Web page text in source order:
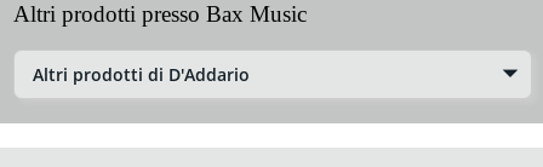
Altri prodotti presso Bax Music
Altri prodotti di D'Addario